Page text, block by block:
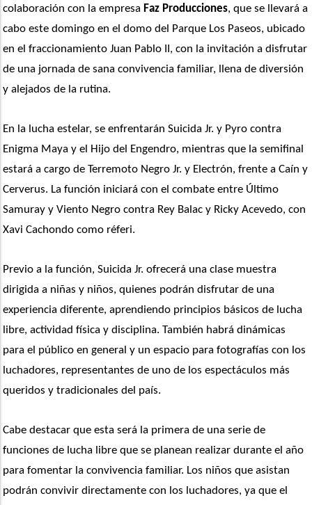
colaboración con la empresa Faz Producciones, que se llevará a
cabo este domingo en el domo del Parque Los Paseos, ubicado
en el fraccionamiento Juan Pablo II, con la invitación a disfrutar
de una jornada de sana convivencia familiar, llena de diversión
y alejados de la rutina.
En la lucha estelar, se enfrentarán Suicida Jr. y Pyro contra
Enigma Maya y el Hijo del Engendro, mientras que la semifinal
estará a cargo de Terremoto Negro Jr. y Electrón, frente a Caín y
Cerverus. La función iniciará con el combate entre Último
Samuray y Viento Negro contra Rey Balac y Ricky Acevedo, con
Xavi Cachondo como réferi.
Previo a la función, Suicida Jr. ofrecerá una clase muestra
dirigida a niñas y niños, quienes podrán disfrutar de una
experiencia diferente, aprendiendo principios básicos de lucha
libre, actividad física y disciplina. También habrá dinámicas
para el público en general y un espacio para fotografías con los
luchadores, representantes de uno de los espectáculos más
queridos y tradicionales del país.
Cabe destacar que esta será la primera de una serie de
funciones de lucha libre que se planean realizar durante el año
para fomentar la convivencia familiar. Los niños que asistan
podrán convivir directamente con los luchadores, ya que el